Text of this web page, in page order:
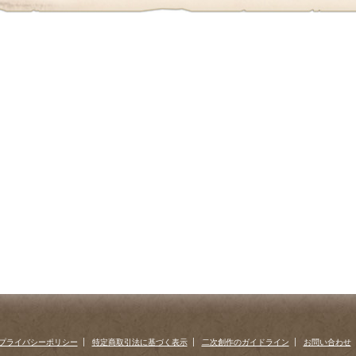
ライバシーポリシー 特定商取引法に基づく表示 二次創作のガイドライン お問い合わせ